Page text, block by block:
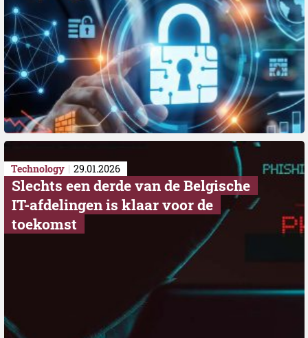
Technology 29.01.2026
Slechts een derde van de Belgische
IT-afdelingen is klaar voor de
toekomst